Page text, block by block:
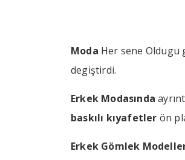
Moda Her sene Oldugu
degiştirdi.
Erkek Modasında
baskılı kıyafetler ön
Erkek Gömlek